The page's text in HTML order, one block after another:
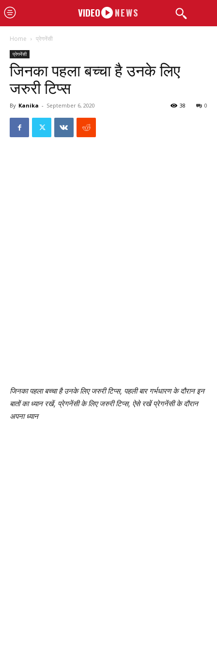
VIDEO NEWS
Home प्रेगनेंसी
प्रेगनेंसी
जिनका पहला बच्चा है उनके लिए
जरुरी टिप्स
By Kanika - September 6, 2020 0
38
जिनका पहला बच्चा है उनके लिए जरुरी टिप्स, पहली बार गर्भधारण के दौरान इन
बातों का ध्यान रखें, प्रेगनेंसी के लिए जरुरी टिप्स, ऐसे रखें प्रेगनेंसी के दौरान
अपना ध्यान